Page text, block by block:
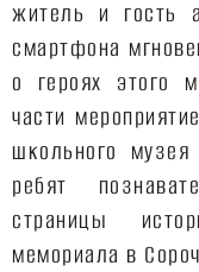
житель и гость
смартфона
о героях этого
части
школьного
ребят
страницы
мемориала в